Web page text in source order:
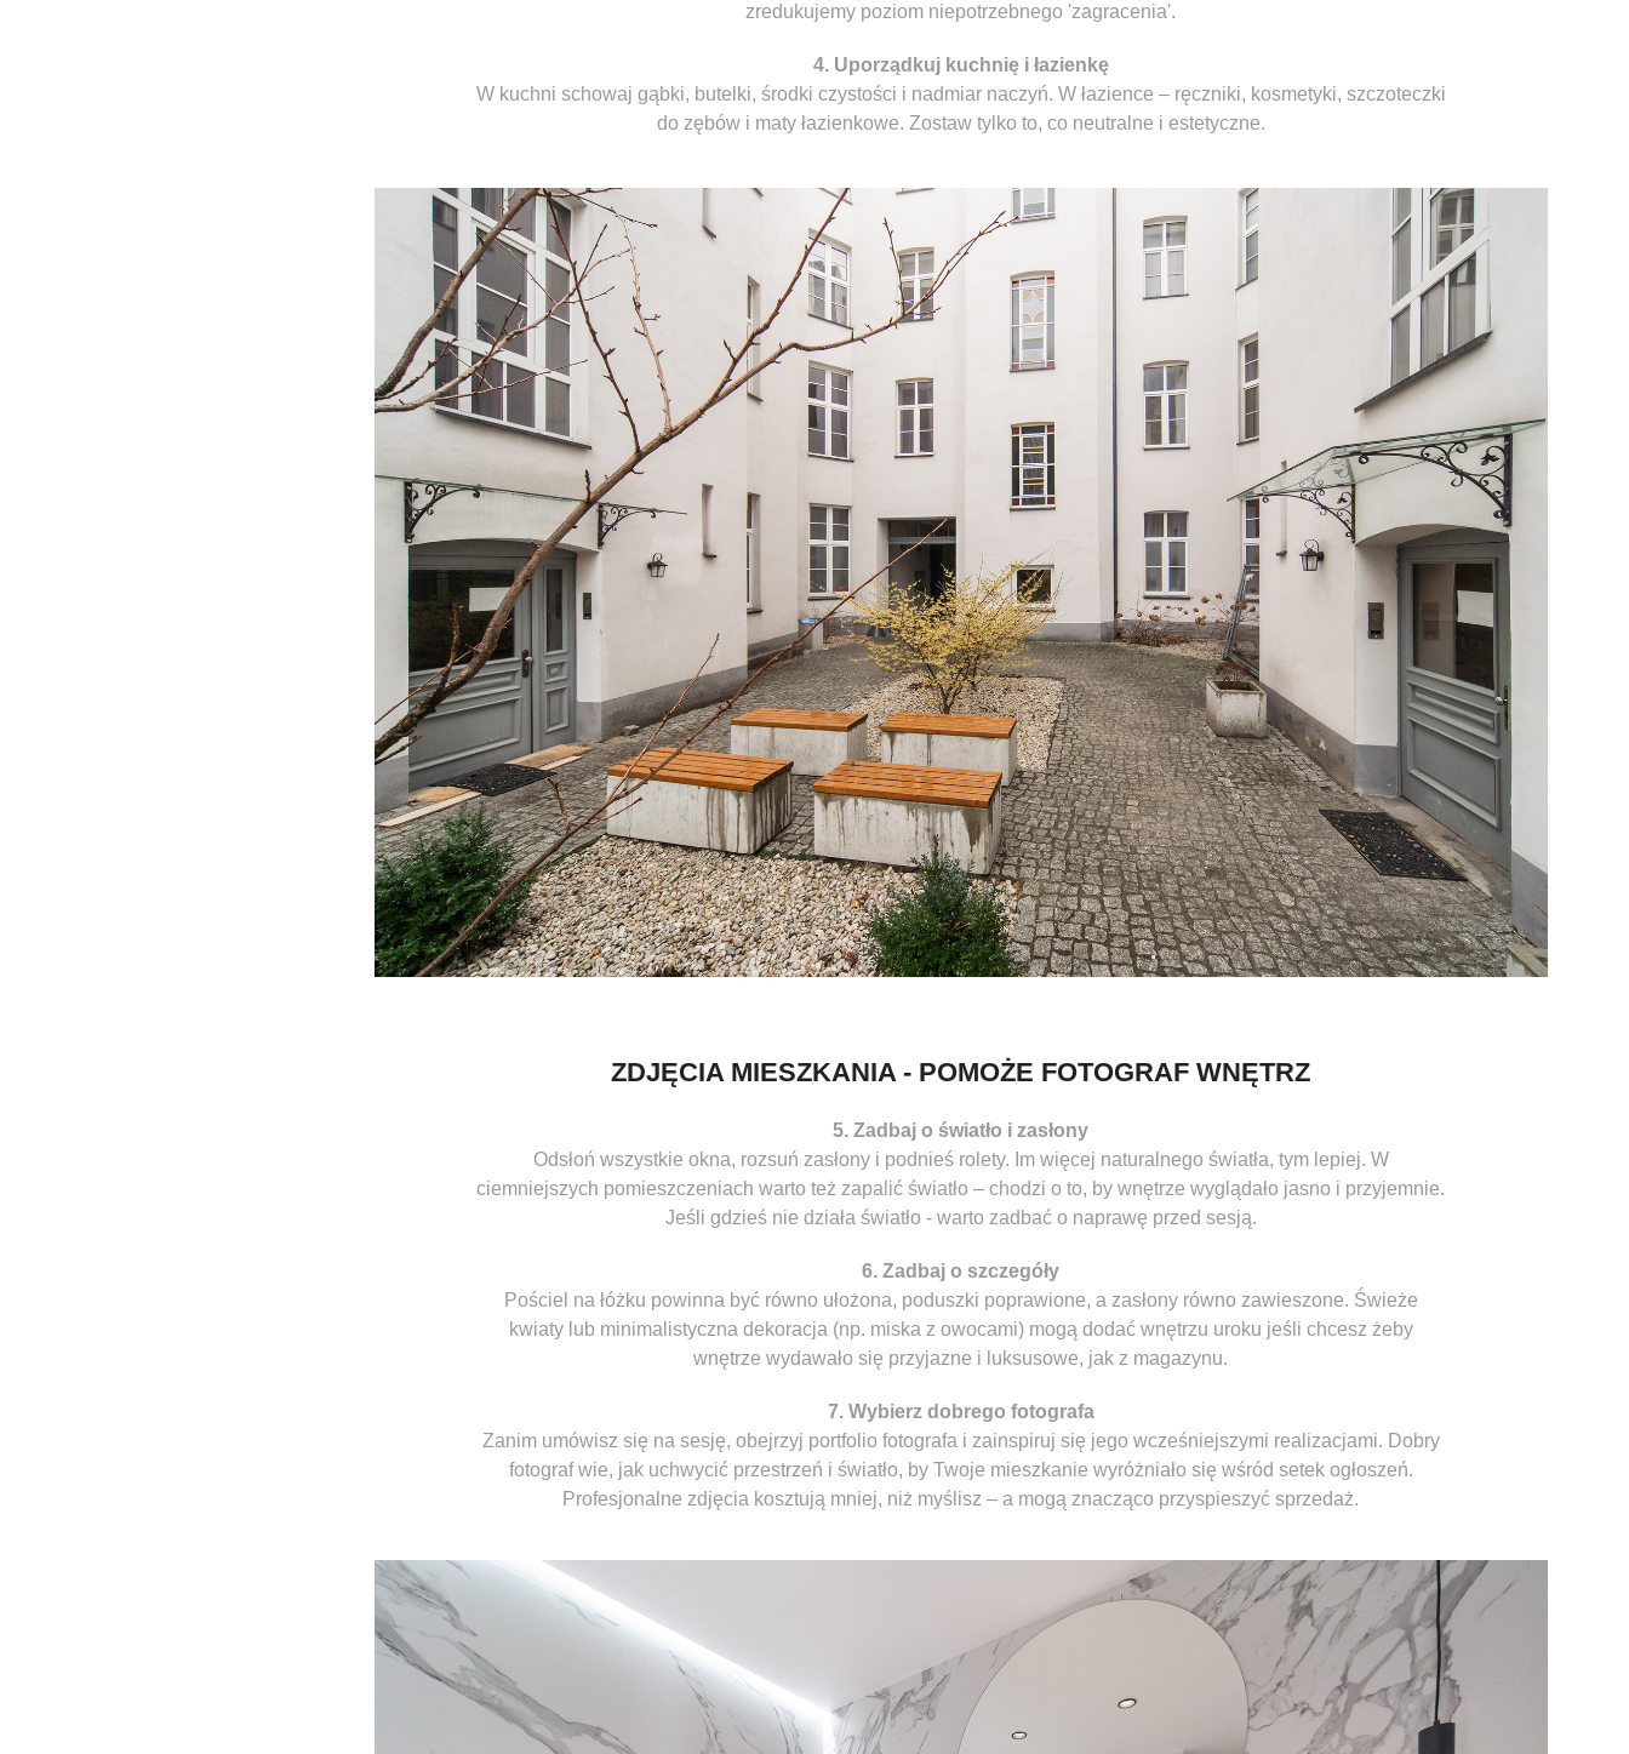
zredukujemy poziom niepotrzebnego 'zagracenia'.
4. Uporządkuj kuchnię i łazienkę
W kuchni schowaj gąbki, butelki, środki czystości i nadmiar naczyń. W łazience – ręczniki, kosmetyki, szczoteczki
do zębów i maty łazienkowe. Zostaw tylko to, co neutralne i estetyczne.
ZDJĘCIA MIESZKANIA - POMOŻE FOTOGRAF WNĘTRZ
5. Zadbaj o światło i zasłony
Odsłoń wszystkie okna, rozsuń zasłony i podnieś rolety. Im więcej naturalnego światła, tym lepiej. W
ciemniejszych pomieszczeniach warto też zapalić światło – chodzi o to, by wnętrze wyglądało jasno i przyjemnie.
Jeśli gdzieś nie działa światło - warto zadbać o naprawę przed sesją.
6. Zadbaj o szczegóły
Pościel na łóżku powinna być równo ułożona, poduszki poprawione, a zasłony równo zawieszone. Świeże
kwiaty lub minimalistyczna dekoracja (np. miska z owocami) mogą dodać wnętrzu uroku jeśli chcesz żeby
wnętrze wydawało się przyjazne i luksusowe, jak z magazynu.
7. Wybierz dobrego fotografa
Zanim umówisz się na sesję, obejrzyj portfolio fotografa i zainspiruj się jego wcześniejszymi realizacjami. Dobry
fotograf wie, jak uchwycić przestrzeń i światło, by Twoje mieszkanie wyróżniało się wśród setek ogłoszeń.
Profesjonalne zdjęcia kosztują mniej, niż myślisz – a mogą znacząco przyspieszyć sprzedaż.